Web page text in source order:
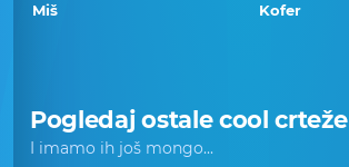
Miš Kofer
Pogledaj ostale cool crteže
I imamo ih još mongo...